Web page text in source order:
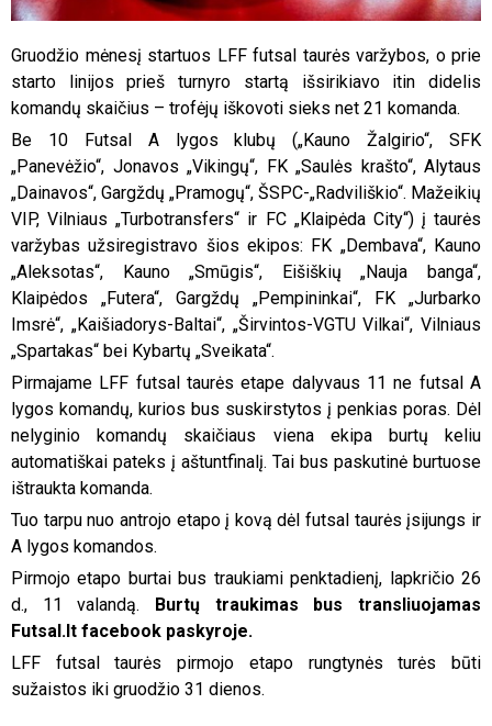
Gruodžio mėnesį startuos LFF futsal taurės varžybos, o prie
starto linijos prieš turnyro startą išsirikiavo itin didelis
komandų skaičius – trofėjų iškovoti sieks net 21 komanda.
Be 10 Futsal A lygos klubų („Kauno Žalgirio“, SFK
„Panevėžio“, Jonavos „Vikingų“, FK „Saulės krašto“, Alytaus
„Dainavos“, Gargždų „Pramogų“, ŠSPC-„Radviliškio“. Mažeikių
VIP, Vilniaus „Turbotransfers“ ir FC „Klaipėda City“) į taurės
varžybas užsiregistravo šios ekipos: FK „Dembava“, Kauno
„Aleksotas“, Kauno „Smūgis“, Eišiškių „Nauja banga“,
Klaipėdos „Futera“, Gargždų „Pempininkai“, FK „Jurbarko
Imsrė“, „Kaišiadorys-Baltai“, „Širvintos-VGTU Vilkai“, Vilniaus
„Spartakas“ bei Kybartų „Sveikata“.
Pirmajame LFF futsal taurės etape dalyvaus 11 ne futsal A
lygos komandų, kurios bus suskirstytos į penkias poras. Dėl
nelyginio komandų skaičiaus viena ekipa burtų keliu
automatiškai pateks į aštuntfinalį. Tai bus paskutinė burtuose
ištraukta komanda.
Tuo tarpu nuo antrojo etapo į kovą dėl futsal taurės įsijungs ir
A lygos komandos.
Pirmojo etapo burtai bus traukiami penktadienį, lapkričio 26
d., 11 valandą. Burtų traukimas bus transliuojamas
Futsal.lt facebook paskyroje.
LFF futsal taurės pirmojo etapo rungtynės turės būti
sužaistos iki gruodžio 31 dienos.